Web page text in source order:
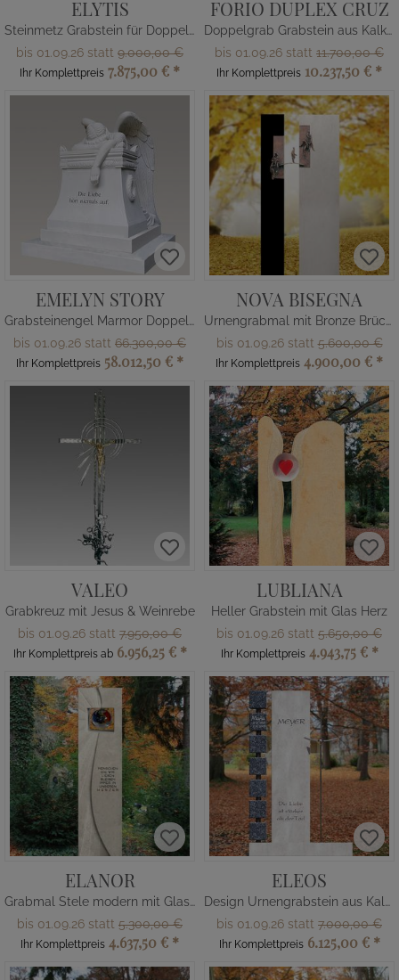
ELYTIS
Steinmetz Grabstein für Doppelgrab aus Kalkstein mit Muster
bis 01.09.26 statt 9.000,00 €
Ihr Komplettpreis 7.875,00 € *
FORIO DUPLEX CRUZ
Doppelgrab Grabstein aus Kalkstein & Granit
bis 01.09.26 statt 11.700,00 €
Ihr Komplettpreis 10.237,50 € *
EMELYN STORY
Grabsteinengel Marmor Doppelgrab
bis 01.09.26 statt 66.300,00 €
Ihr Komplettpreis 58.012,50 € *
NOVA BISEGNA
Urnengrabmal mit Bronze Brücke & Menschen
bis 01.09.26 statt5.600,00 €
Ihr Komplettpreis 4.900,00 € *
VALEO
Grabkreuz mit Jesus & Weinrebe
bis 01.09.26 statt 7.950,00 €
Ihr Komplettpreis ab 6.956,25 € *
LUBLIANA
Heller Grabstein mit Glas Herz
bis 01.09.26 statt 5.650,00 €
Ihr Komplettpreis 4.943,75 € *
ELANOR
Grabmal Stele modern mit Glas Design
bis 01.09.26 statt 5.300,00 €
Ihr Komplettpreis 4.637,50 € *
ELEOS
Design Urnengrabstein aus Kalkstein & Granit
bis 01.09.26 statt 7.000,00 €
Ihr Komplettpreis 6.125,00 € *